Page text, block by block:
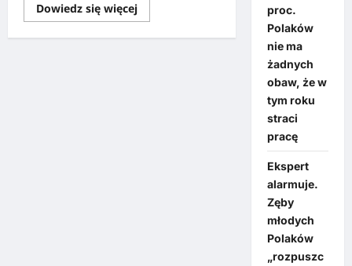
Dowiedz się więcej
proc.
Polaków
nie ma
żadnych
obaw, że w
tym roku
straci
pracę
Ekspert
alarmuje.
Zęby
młodych
Polaków
„rozpuszc